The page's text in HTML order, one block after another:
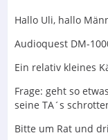
Hallo Uli, hallo
Audioquest DM-
Ein relativ kleines
Frage: geht so
seine TA´s
Bitte um Rat und